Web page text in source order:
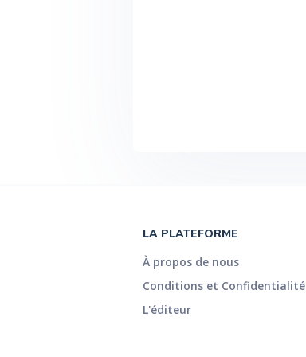
LA PLATEFORME
À propos de nous
Conditions et Confidentialité
L'éditeur